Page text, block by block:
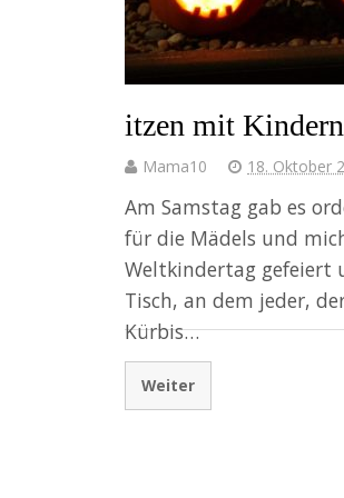
itzen mit Kindern
Mama10 18. Oktober
Am Samstag gab es
für die Mädels und
Weltkindertag gefeiert
Tisch, an dem jeder,
Kürbis…
Weiter